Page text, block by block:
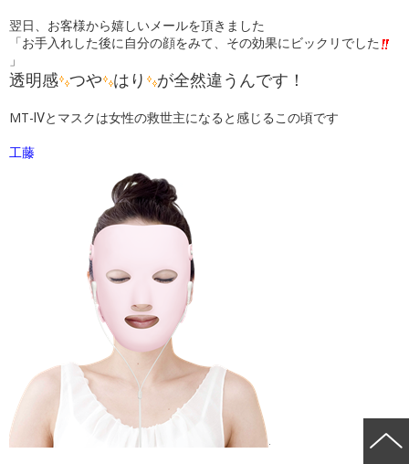
翌日、お客様から嬉しいメールを頂きました
「お手入れした後に自分の顔をみて、その効果にビックリでした
」
透明感 つや はり が全然違うんです！
MT-Ⅳとマスクは女性の救世主になると感じるこの頃です
工藤